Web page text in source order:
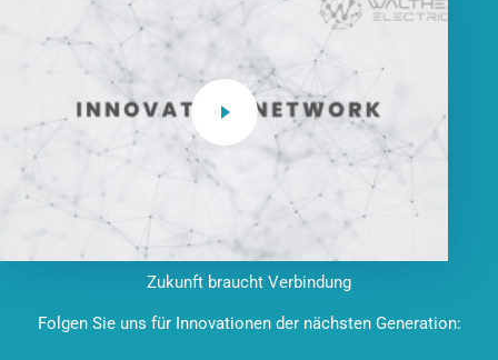
Zukunft braucht Verbindung
Folgen Sie uns für Innovationen der nächsten Generation: